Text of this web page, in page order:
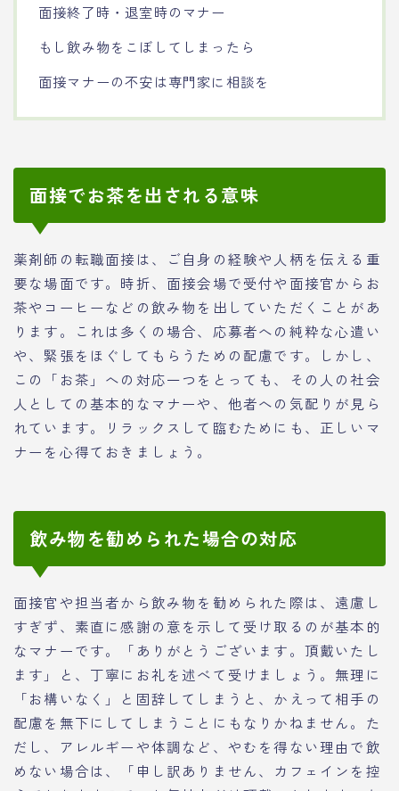
面接終了時・退室時のマナー
もし飲み物をこぼしてしまったら
面接マナーの不安は専門家に相談を
面接でお茶を出される意味
薬剤師の転職面接は、ご自身の経験や人柄を伝える重
要な場面です。時折、面接会場で受付や面接官からお
茶やコーヒーなどの飲み物を出していただくことがあ
ります。これは多くの場合、応募者への純粋な心遣い
や、緊張をほぐしてもらうための配慮です。しかし、
この「お茶」への対応一つをとっても、その人の社会
人としての基本的なマナーや、他者への気配りが見ら
れています。リラックスして臨むためにも、正しいマ
ナーを心得ておきましょう。
飲み物を勧められた場合の対応
面接官や担当者から飲み物を勧められた際は、遠慮し
すぎず、素直に感謝の意を示して受け取るのが基本的
なマナーです。「ありがとうございます。頂戴いたし
ます」と、丁寧にお礼を述べて受けましょう。無理に
「お構いなく」と固辞してしまうと、かえって相手の
配慮を無下にしてしまうことにもなりかねません。た
だし、アレルギーや体調など、やむを得ない理由で飲
めない場合は、「申し訳ありません、カフェインを控